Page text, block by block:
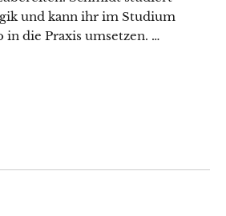
und kann ihr im Studium
in die Praxis umsetzen. …